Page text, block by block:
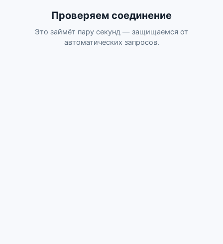
Проверяем соединение
Это займёт пару секунд — защищаемся от
автоматических запросов.